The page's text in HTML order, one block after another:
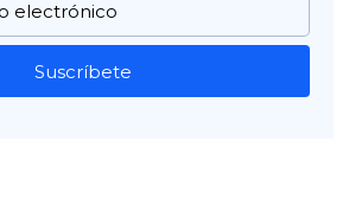
Suscríbete